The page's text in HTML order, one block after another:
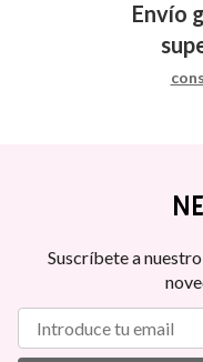
Envío
Suscríbete a